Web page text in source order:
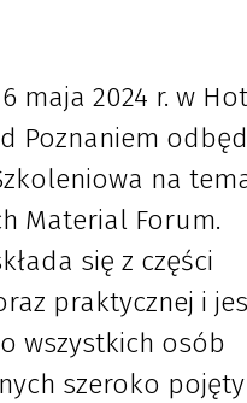
maja 2024 r. w
Poznaniem
na
Material Forum.
się z części
praktycznej i
wszystkich osób
szeroko